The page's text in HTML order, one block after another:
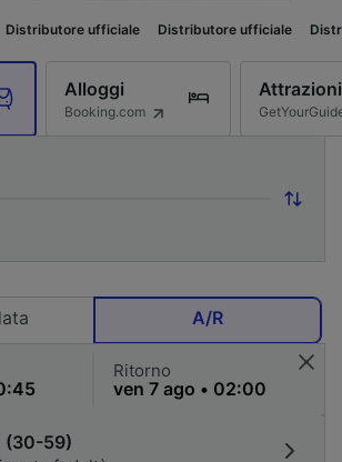
Distributore ufficiale Distributore
Alloggi
Booking.com
Attrazioni
A/R
Ritorno
(30-59)